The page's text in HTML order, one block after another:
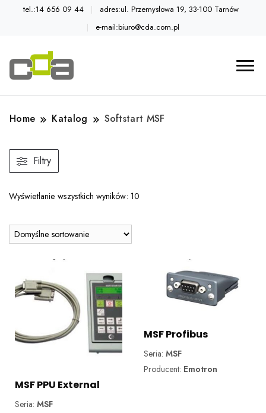
tel.:14 656 09 44
adres:ul. Przemysłowa 19, 33-100 Tarnów
e-mail:biuro@cda.com.pl
Home Katalog Softstart MSF
Filtry
Wyświetlanie wszystkich wyników: 10
MSF PPU External
Seria: MSF
MSF Profibus
Seria:MSF
Producent: Emotron